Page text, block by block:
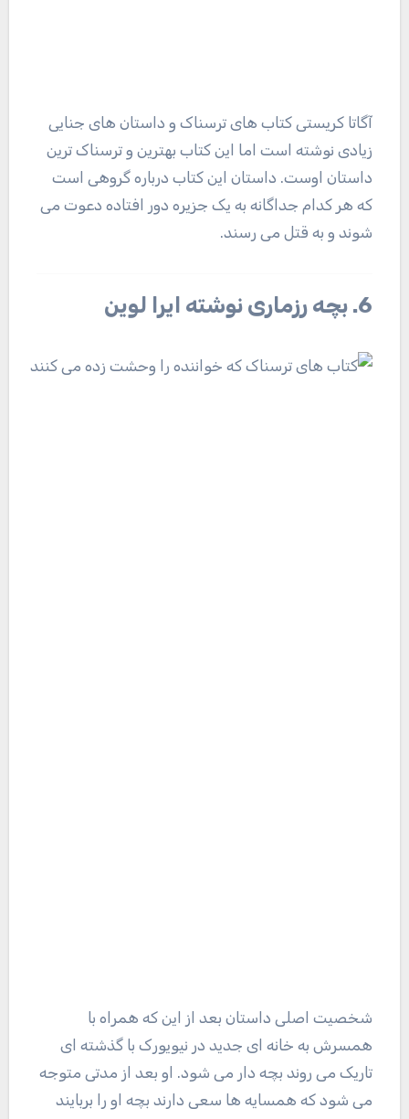
آگاتا کریستی کتاب های ترسناک و داستان های جنایی
زیادی نوشته است اما این کتاب بهترین و ترسناک ترین
داستان اوست. داستان این کتاب درباره گروهی است
که هر کدام جداگانه به یک جزیره دور افتاده دعوت می
شوند و به قتل می رسند.
6. بچه رزماری نوشته ایرا لوین
شخصیت اصلی داستان بعد از این که همراه با
همسرش به خانه ای جدید در نیویورک با گذشته ای
تاریک می روند بچه دار می شود. او بعد از مدتی متوجه
می شود که همسایه ها سعی دارند بچه او را بربایند